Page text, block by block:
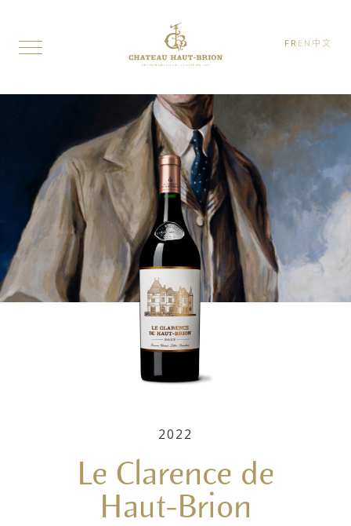
FR EN 中文
2022
Le Clarence de
Haut-Brion